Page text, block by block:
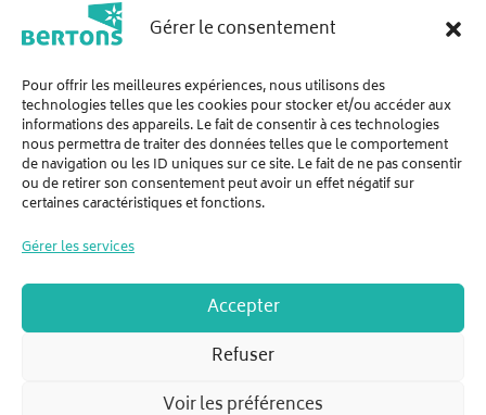
Gérer le consentement
Pour offrir les meilleures expériences, nous utilisons des
technologies telles que les cookies pour stocker et/ou accéder aux
informations des appareils. Le fait de consentir à ces technologies
nous permettra de traiter des données telles que le comportement
de navigation ou les ID uniques sur ce site. Le fait de ne pas consentir
ou de retirer son consentement peut avoir un effet négatif sur
certaines caractéristiques et fonctions.
Gérer les services
Accepter
Refuser
Voir les préférences
Mentions légales
Politique de confidentialité
© SAS BERTONS - Siège social : 152 Les Barres - 35580 Guichen /